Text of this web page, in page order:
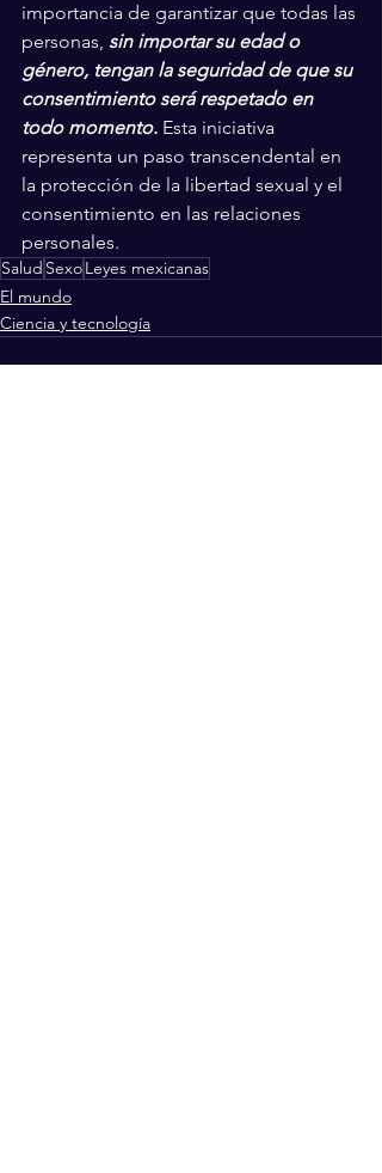
importancia de garantizar que todas las
personas, sin importar su edad o
género, tengan la seguridad de que su
consentimiento será respetado en
todo momento. Esta iniciativa
representa un paso transcendental en
la protección de la libertad sexual y el
consentimiento en las relaciones
personales.
Salud SexoLeyes mexicanas
El mundo
Ciencia y tecnología